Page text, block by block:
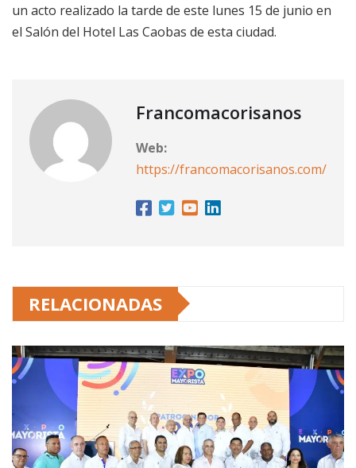
un acto realizado la tarde de este lunes 15 de junio en
el Salón del Hotel Las Caobas de esta ciudad.
Francomacorisanos
Web:
https://francomacorisanos.com/
RELACIONADAS